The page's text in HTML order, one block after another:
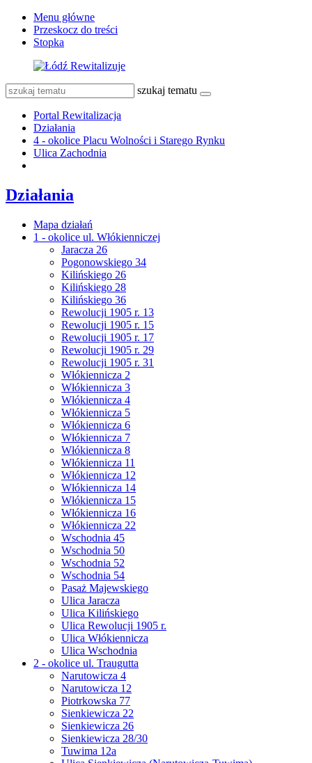
Menu główne
Przeskocz do treści
Stopka
szukaj tematu
Portal Rewitalizacja
Działania
4 - okolice Placu Wolności i Starego Rynku
Ulica Zachodnia
Działania
Mapa działań
1 - okolice ul. Włókienniczej
Jaracza 26
Pogonowskiego 34
Kilińskiego 26
Kilińskiego 28
Kilińskiego 36
Rewolucji 1905 r. 13
Rewolucji 1905 r. 15
Rewolucji 1905 r. 17
Rewolucji 1905 r. 29
Rewolucji 1905 r. 31
Włókiennicza 2
Włókiennicza 3
Włókiennicza 4
Włókiennicza 5
Włókiennicza 6
Włókiennicza 7
Włókiennicza 8
Włókiennicza 11
Włókiennicza 12
Włókiennicza 14
Włókiennicza 15
Włókiennicza 16
Włókiennicza 22
Wschodnia 45
Wschodnia 50
Wschodnia 52
Wschodnia 54
Pasaż Majewskiego
Ulica Jaracza
Ulica Kilińskiego
Ulica Rewolucji 1905 r.
Ulica Włókiennicza
Ulica Wschodnia
2 - okolice ul. Traugutta
Narutowicza 4
Narutowicza 12
Piotrkowska 77
Sienkiewicza 22
Sienkiewicza 26
Sienkiewicza 28/30
Tuwima 12a